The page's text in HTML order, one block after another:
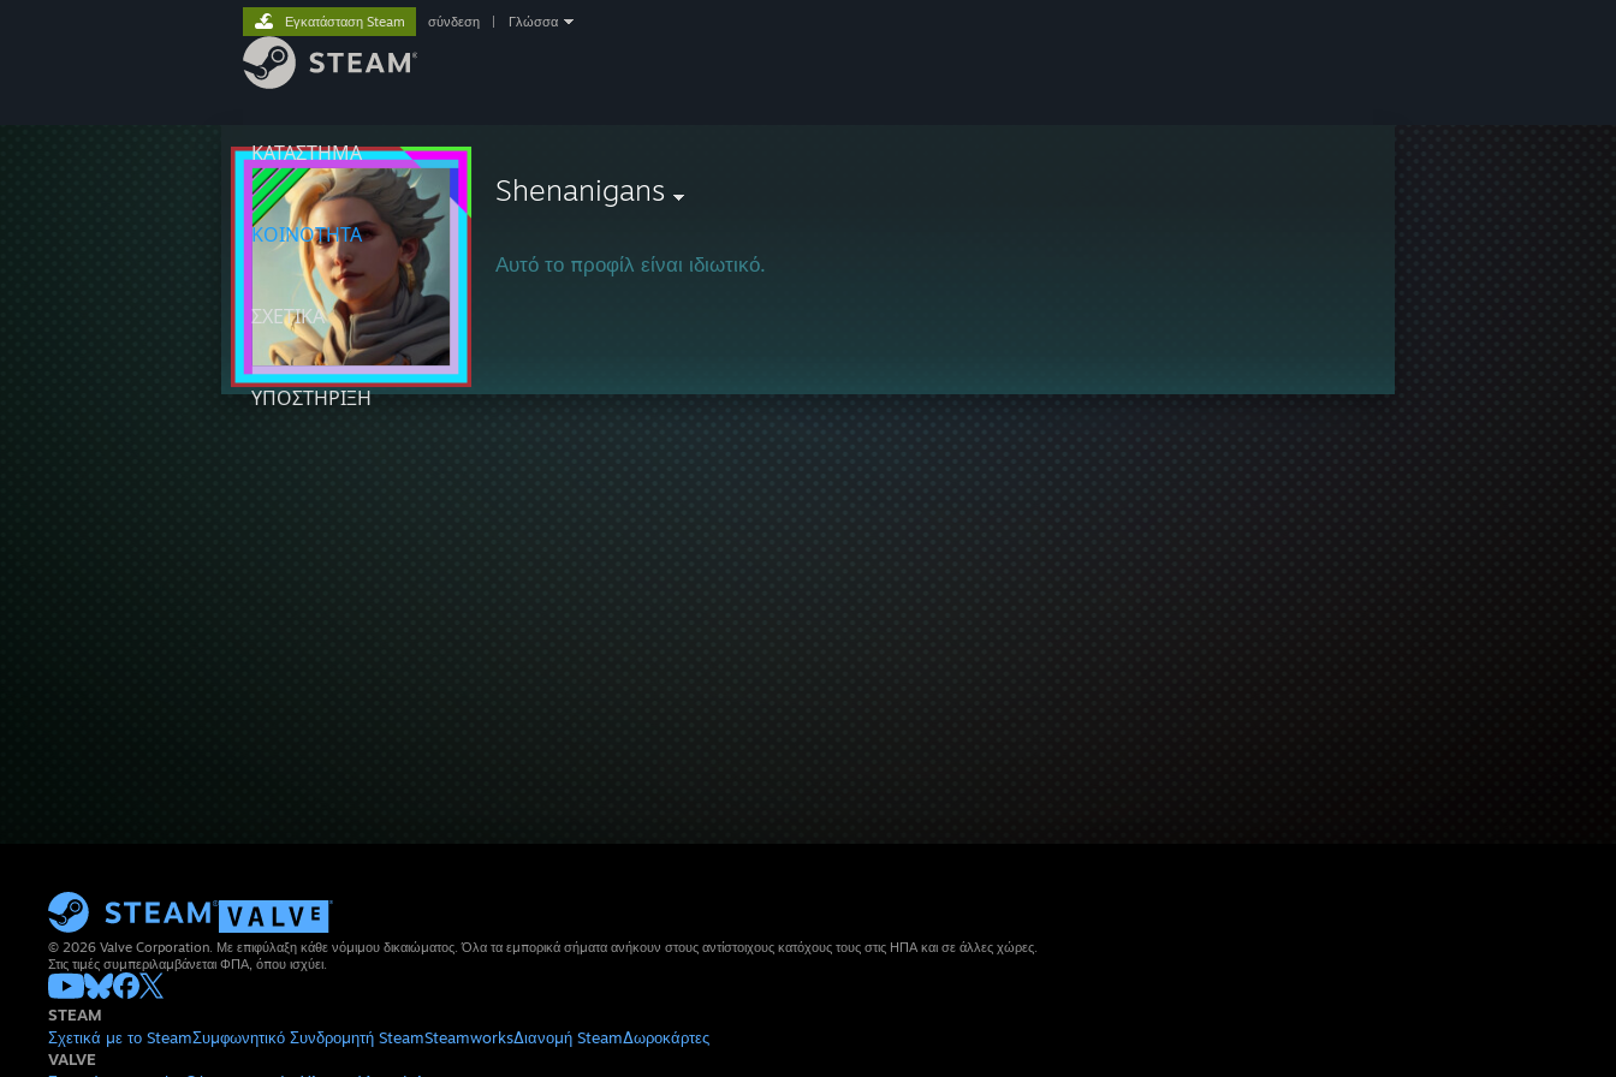
ΚΑΤΑΣΤΗΜΑ
ΚΟΙΝΟΤΗΤΑ
ΣΧΕΤΙΚΆ
ΥΠΟΣΤΗΡΙΞΗ
Εγκατάσταση Steam σύνδεση Γλώσσα
Shenanigans
Αυτό το προφίλ είναι ιδιωτικό.
© 2026 Valve Corporation. Με επιφύλαξη κάθε νόμιμου δικαιώματος. Όλα τα εμπορικά σήματα ανήκουν στους αντίστοιχους κατόχους τους στις ΗΠΑ και σε άλλες χώρες.
Στις τιμές συμπεριλαμβάνεται ΦΠΑ, όπου ισχύει.
STEAM
Σχετικά με το SteamΣυμφωνητικό Συνδρομητή SteamSteamworksΔιανομή SteamΔωροκάρτες
VALVE